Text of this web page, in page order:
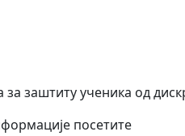
за заштиту ученика од
посетите